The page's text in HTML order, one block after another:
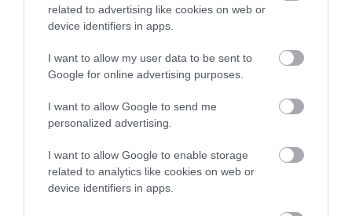
related to advertising like cookies on web or
device identifiers in apps.
I want to allow my user data to be sent to
Google for online advertising purposes.
I want to allow Google to send me
personalized advertising.
I want to allow Google to enable storage
related to analytics like cookies on web or
device identifiers in apps.
Ο Λευτέρης Στεργίου επιστρέφει
στην Ιστιαία!
09.08.2026 | 11:20
Συγκινεί Ενορία στην Εύβοια!
Συγκεντρώνει τρόφιμα για
άπορες οικογένειες για τον
Σε πλήρη ετοιμότητα για
Όλες οι τελευταίες ειδήσεις
ΠΕΡΙΣΣΟΤΕΡΑ ΑΠΟ ΕΙΔΗΣΕΙΣ ΕΥΒΟΙΑ